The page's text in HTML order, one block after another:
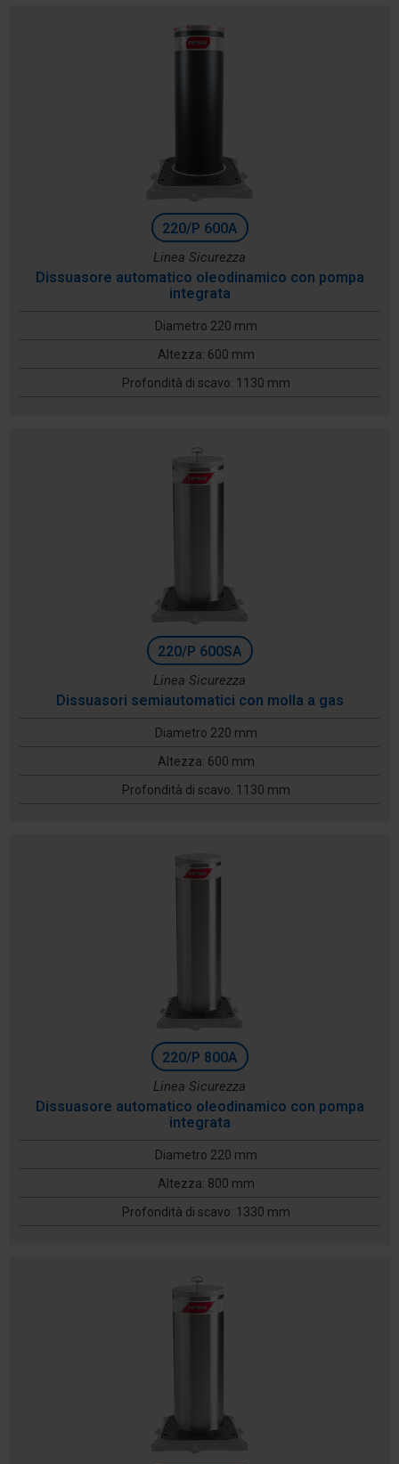
220/P 600A
Linea Sicurezza
Dissuasore automatico oleodinamico con pompa
integrata
Diametro 220 mm
Altezza: 600 mm
Profondità di scavo: 1130 mm
220/P 600SA
Linea Sicurezza
Dissuasori semiautomatici con molla a gas
Diametro 220 mm
Altezza: 600 mm
Profondità di scavo: 1130 mm
220/P 800A
Linea Sicurezza
Dissuasore automatico oleodinamico con pompa
integrata
Diametro 220 mm
Altezza: 800 mm
Profondità di scavo: 1330 mm